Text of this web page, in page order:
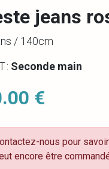
jeans
/ 140cm
: Seconde main
€
nous pour
encore être